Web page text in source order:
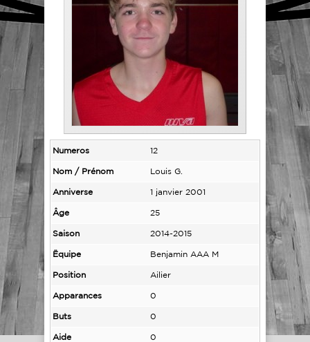
Numeros 12
Nom / Prénom Louis G.
Anniverse 1 janvier 2001
Âge 25
Saison 2014-2015
Ëquipe Benjamin AAA M
Position Ailier
Apparances 0
Buts 0
Aide 0